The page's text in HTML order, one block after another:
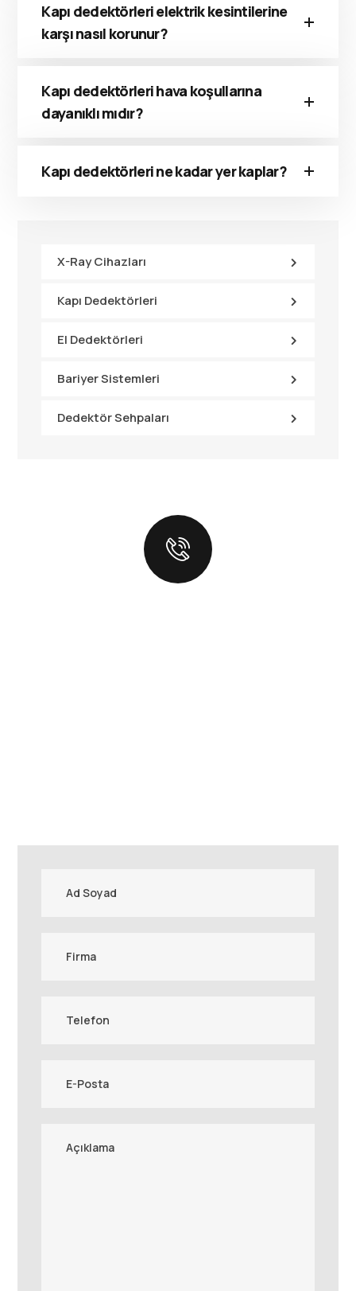
X-Ray Cihazları
Kapı Dedektörleri
El Dedektörleri
Bariyer Sistemleri
Dedektör Sehpaları
Kapı dedektörleri elektrik kesintilerine
karşı nasıl korunur?
Kapı dedektörleri hava koşullarına
dayanıklı mıdır?
Kapı dedektörleri ne kadar yer kaplar?